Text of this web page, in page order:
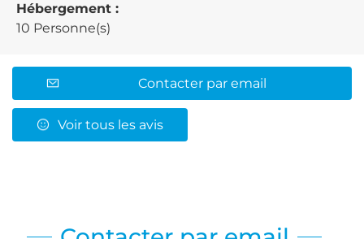
Hébergement :
10 Personne(s)
Contacter par email
Voir tous les avis